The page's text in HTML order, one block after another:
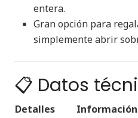
entera.
Gran opción para
simplemente abrir
📋 Datos
Detalles
Información